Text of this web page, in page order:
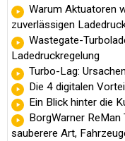
Warum Aktuatoren
zuverlässigen
Wastegate-
Ladedruckregelung
Turbo-Lag:
Die 4 digitalen
Ein Blick hinter die
BorgWarner ReMan
sauberere Art,